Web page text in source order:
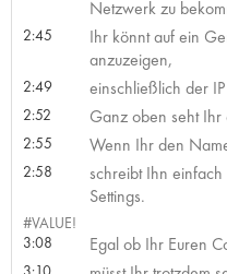
Netzwerk zu
2:45
Ihr könnt auf ein
anzuzeigen,
2:49 einschließlich der
2:52 Ganz oben seht
2:55 Wenn Ihr den
2:58
schreibt Ihn einfach
Settings.
#VALUE!
3:08
Egal ob Ihr Euren